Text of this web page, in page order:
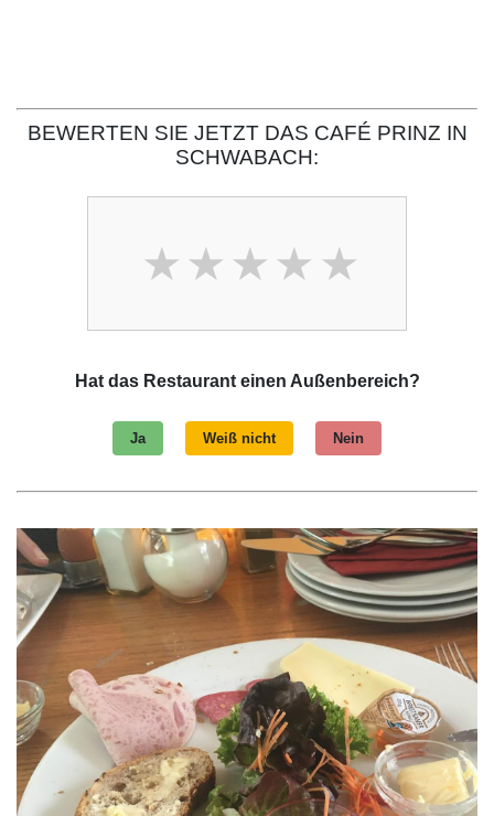
BEWERTEN SIE JETZT DAS CAFÉ PRINZ IN
SCHWABACH:
Hat das Restaurant einen Außenbereich?
Ja Weiß nicht Nein